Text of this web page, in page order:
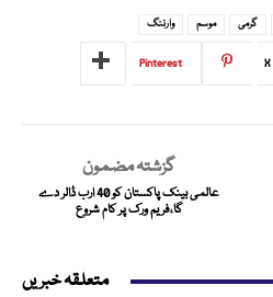
گرمی موسم وارننگ
X
Pinterest
گزشتہ مضمون
عالمی بینک پاکستان کو 40 ارب ڈالر دے
گا،فریم ورک پر کام شروع
متعلقہ خبریں